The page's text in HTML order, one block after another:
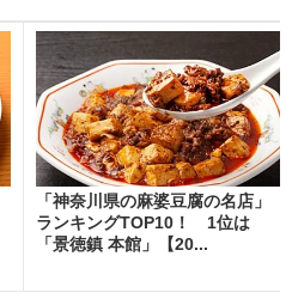
「神奈川県の麻婆豆腐の名店」
ランキングTOP10！ 1位は
「景徳鎮 本館」【20...